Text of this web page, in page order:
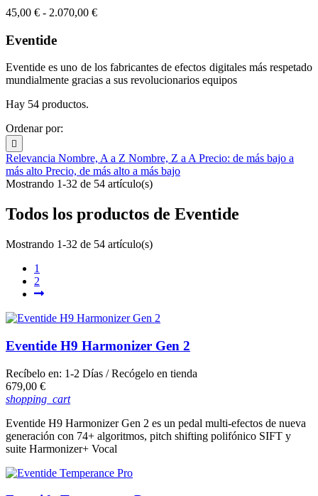
45,00 € - 2.070,00 €
Eventide
Eventide es uno de los fabricantes de efectos digitales más respetado
mundialmente gracias a sus revolucionarios equipos
Hay 54 productos.
Ordenar por:

Relevancia Nombre, A a Z Nombre, Z a APrecio: de más bajo a
más alto Precio, de más alto a más bajo
Mostrando 1-32 de 54 artículo(s)
Todos los productos de Eventide
Mostrando 1-32 de 54 artículo(s)
1
2
Eventide H9 Harmonizer Gen 2
Recíbelo en: 1-2 Días / Recógelo en tienda
Precio
679,00 €
shopping_cart
Eventide H9 Harmonizer Gen 2 es un pedal multi-efectos de nueva
generación con 74+ algoritmos, pitch shifting polifónico SIFT y
suite Harmonizer+ Vocal